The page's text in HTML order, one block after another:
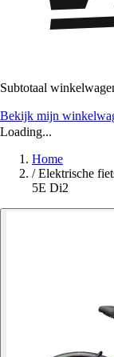
Subtotaal
Bekijk mijn
Loading...
Home
/ Elektrische
5E Di2